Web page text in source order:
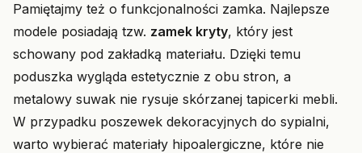
Pamiętajmy też o funkcjonalności zamka. Najlepsze
modele posiadają tzw. zamek kryty, który jest
schowany pod zakładką materiału. Dzięki temu
poduszka wygląda estetycznie z obu stron, a
metalowy suwak nie rysuje skórzanej tapicerki mebli.
W przypadku poszewek dekoracyjnych do sypialni,
warto wybierać materiały hipoalergiczne, które nie